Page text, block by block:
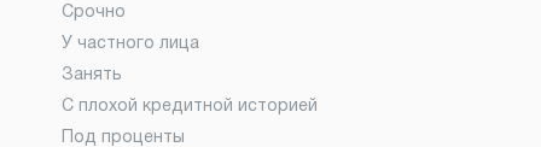
Срочно
У частного лица
Занять
С плохой кредитной историей
Под проценты